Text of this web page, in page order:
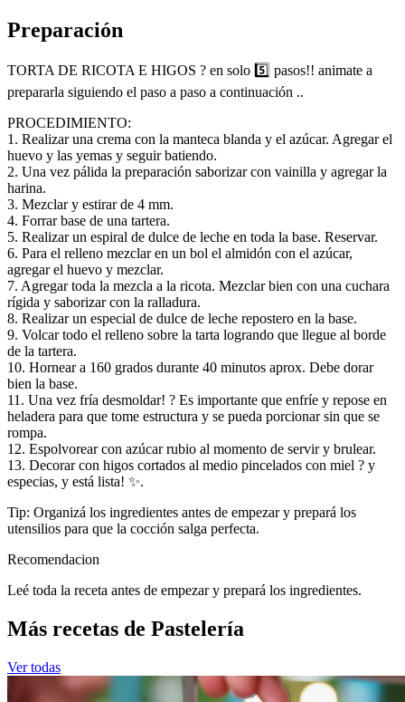
Preparación
TORTA DE RICOTA E HIGOS ? en solo 5️⃣ pasos!! animate a
prepararla siguiendo el paso a paso a continuación ..
PROCEDIMIENTO:
1. Realizar una crema con la manteca blanda y el azúcar. Agregar el
huevo y las yemas y seguir batiendo.
2. Una vez pálida la preparación saborizar con vainilla y agregar la
harina.
3. Mezclar y estirar de 4 mm.
4. Forrar base de una tartera.
5. Realizar un espiral de dulce de leche en toda la base. Reservar.
6. Para el relleno mezclar en un bol el almidón con el azúcar,
agregar el huevo y mezclar.
7. Agregar toda la mezcla a la ricota. Mezclar bien con una cuchara
rígida y saborizar con la ralladura.
8. Realizar un especial de dulce de leche repostero en la base.
9. Volcar todo el relleno sobre la tarta logrando que llegue al borde
de la tartera.
10. Hornear a 160 grados durante 40 minutos aprox. Debe dorar
bien la base.
11. Una vez fría desmoldar! ? Es importante que enfríe y repose en
heladera para que tome estructura y se pueda porcionar sin que se
rompa.
12. Espolvorear con azúcar rubio al momento de servir y brulear.
13. Decorar con higos cortados al medio pincelados con miel ? y
especias, y está lista! ✨.
Tip: Organizá los ingredientes antes de empezar y prepará los
utensilios para que la cocción salga perfecta.
Recomendacion
Leé toda la receta antes de empezar y prepará los ingredientes.
Más recetas de Pastelería
Ver todas